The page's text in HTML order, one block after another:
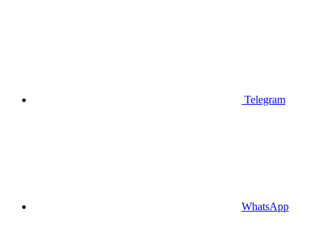
Telegram
WhatsApp